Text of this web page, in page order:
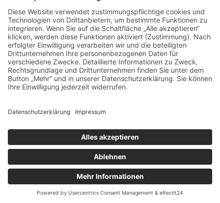
vorpommerncloud ist eine Marke der:
msisdesign. GmbH & Co. KGAlte Dorfstraße 19 a
17392 BoldekowDeutschland
Jetzt mehr erfahren:
Wir bieten flexible, sichere und zukunftsfähige IT-